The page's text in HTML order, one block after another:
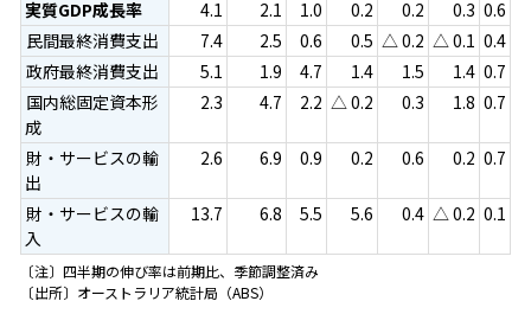
実質GDP成長率 4.1 2.1 1.0 0.2 0.2 0.3 0.6
民間最終消費支出
7.4 2.5 0.6 0.5 △ 0.2 △ 0.1 0.4
政府最終消費支出
5.1 1.9 4.7 1.4 1.5 1.4 0.7
国内総固定資本形
成
2.3 4.7 2.2 △ 0.2 0.3 1.8 0.7
財・サービスの輸
出
2.6 6.9 0.9 0.2 0.6 0.2 0.7
財・サービスの輸
入
13.7 6.8 5.5 5.6 0.4 △ 0.2 0.1
〔注〕四半期の伸び率は前期比、季節調整済み
〔出所〕オーストラリア統計局（ABS）